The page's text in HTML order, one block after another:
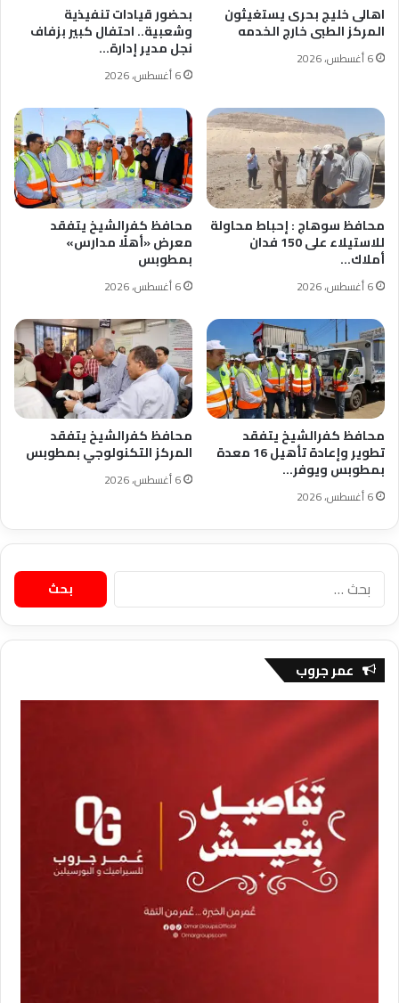
اهالى خليج بحرى يستغيثون
المركز الطبى خارج الخدمه
6 أغسطس، 2026
بحضور قيادات تنفيذية
وشعبية.. احتفال كبير بزفاف
نجل مدير إدارة…
6 أغسطس، 2026
محافظ سوهاج : إحباط محاولة
للاستيلاء على 150 فدان
أملاك…
6 أغسطس، 2026
محافظ كفرالشيخ يتفقد
معرض «أهلًا مدارس»
بمطوبس
6 أغسطس، 2026
محافظ كفرالشيخ يتفقد
تطوير وإعادة تأهيل 16 معدة
بمطوبس ويوفر…
6 أغسطس، 2026
محافظ كفرالشيخ يتفقد
المركز التكنولوجي بمطوبس
6 أغسطس، 2026
البحث
عن:
عمر جروب